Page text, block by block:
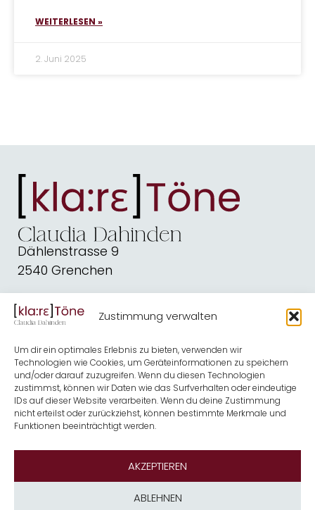
Zustimmung verwalten
Um dir ein optimales Erlebnis zu bieten, verwenden wir
Technologien wie Cookies, um Geräteinformationen zu speichern
und/oder darauf zuzugreifen. Wenn du diesen Technologien
zustimmst, können wir Daten wie das Surfverhalten oder eindeutige
IDs auf dieser Website verarbeiten. Wenn du deine Zustimmung
nicht erteilst oder zurückziehst, können bestimmte Merkmale und
Funktionen beeinträchtigt werden.
AKZEPTIEREN
ABLEHNEN
WEITERLESEN »
2. Juni 2025
Dählenstrasse 9
2540 Grenchen
dahindenbooks@quickline.ch
Schreiben
Kirche
Musik
Kontakt
Shop
Termine
Über mich